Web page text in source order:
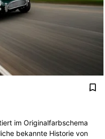
im Originalfarbschema
bekannte Historie von